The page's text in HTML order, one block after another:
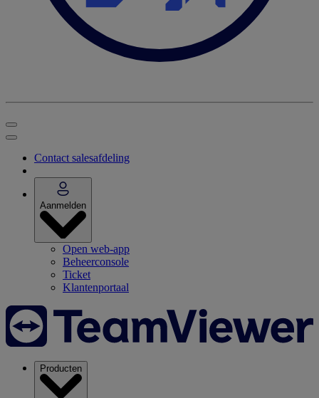
Contact salesafdeling
Aanmelden
Open web-app
Beheerconsole
Ticket
Klantenportaal
Producten